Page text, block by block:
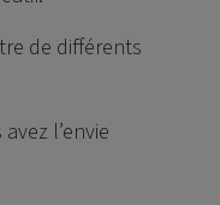
de différents
l’envie